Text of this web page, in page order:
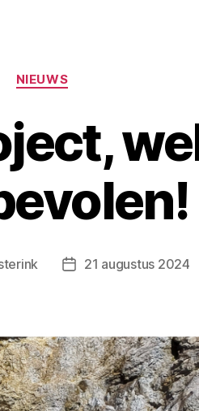
NIEUWS
21 augustus 2024